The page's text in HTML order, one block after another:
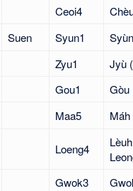
Ceoi4
Suen Syun1
Zyu1 Jyù
Gou1 Gòu
Maa5
Loeng4
Gwok3